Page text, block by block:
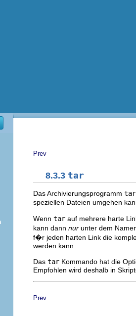
Prev
8.3.3 tar
Das Archivierungsprogramm tar
speziellen Dateien umgehen
Wenn tar auf mehrere harte
kann dann nur unter dem
f�r jeden harten Link die
werden kann.
Das tar Kommando hat die
Empfohlen wird deshalb in
Prev